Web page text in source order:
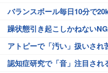
バランスボール毎日10分で
躁状態引き起こしかねない
アトピーで「汚い」扱いされ
認知症研究で「音」注目され